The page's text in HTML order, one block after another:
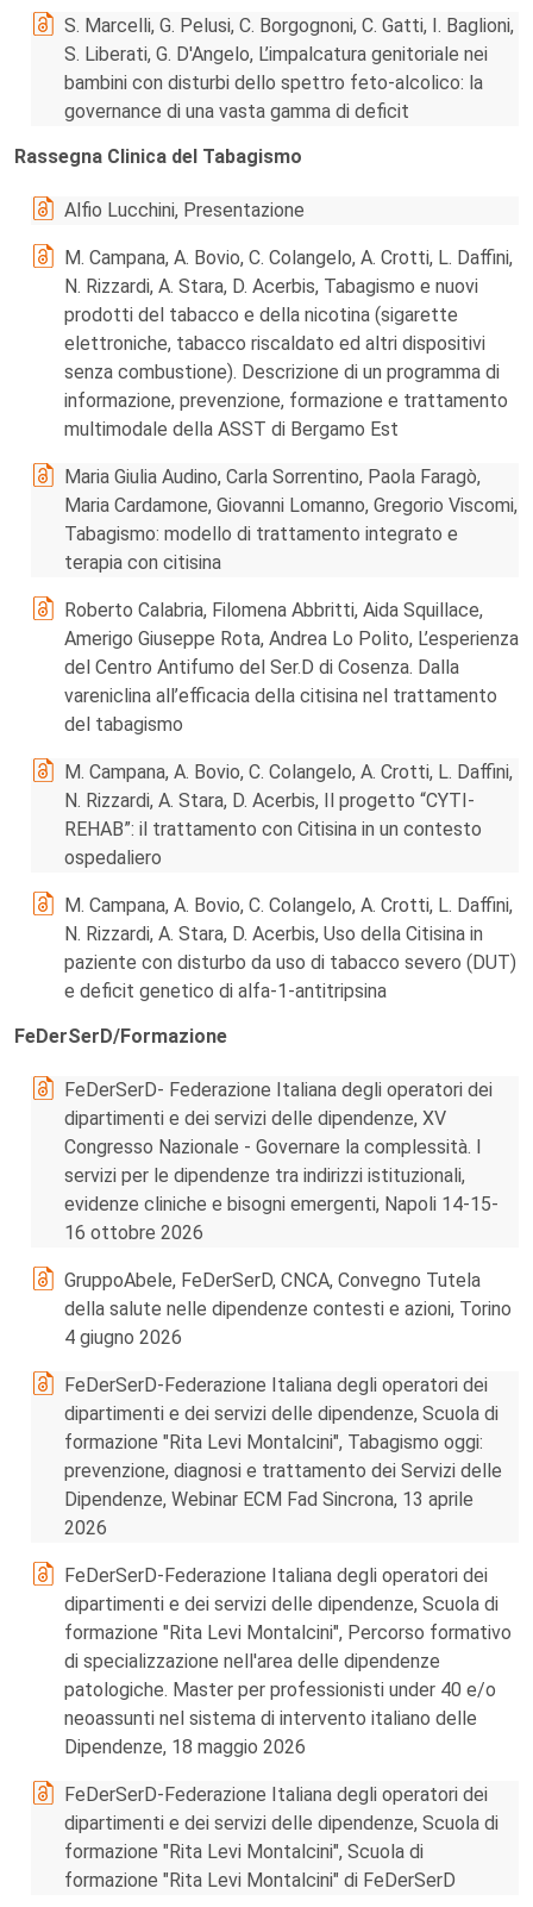
S. Marcelli, G. Pelusi, C. Borgognoni, C. Gatti, I. Baglioni,
S. Liberati, G. D'Angelo, L’impalcatura genitoriale nei
bambini con disturbi dello spettro feto-alcolico: la
governance di una vasta gamma di deficit
Rassegna Clinica del Tabagismo
Alfio Lucchini, Presentazione
M. Campana, A. Bovio, C. Colangelo, A. Crotti, L. Daffini,
N. Rizzardi, A. Stara, D. Acerbis, Tabagismo e nuovi
prodotti del tabacco e della nicotina (sigarette
elettroniche, tabacco riscaldato ed altri dispositivi
senza combustione). Descrizione di un programma di
informazione, prevenzione, formazione e trattamento
multimodale della ASST di Bergamo Est
Maria Giulia Audino, Carla Sorrentino, Paola Faragò,
Maria Cardamone, Giovanni Lomanno, Gregorio Viscomi,
Tabagismo: modello di trattamento integrato e
terapia con citisina
Roberto Calabria, Filomena Abbritti, Aida Squillace,
Amerigo Giuseppe Rota, Andrea Lo Polito, L’esperienza
del Centro Antifumo del Ser.D di Cosenza. Dalla
vareniclina all’efficacia della citisina nel trattamento
del tabagismo
M. Campana, A. Bovio, C. Colangelo, A. Crotti, L. Daffini,
N. Rizzardi, A. Stara, D. Acerbis, Il progetto “CYTI-
REHAB”: il trattamento con Citisina in un contesto
ospedaliero
M. Campana, A. Bovio, C. Colangelo, A. Crotti, L. Daffini,
N. Rizzardi, A. Stara, D. Acerbis, Uso della Citisina in
paziente con disturbo da uso di tabacco severo (DUT)
e deficit genetico di alfa-1-antitripsina
FeDerSerD/Formazione
FeDerSerD- Federazione Italiana degli operatori dei
dipartimenti e dei servizi delle dipendenze, XV
Congresso Nazionale - Governare la complessità. I
servizi per le dipendenze tra indirizzi istituzionali,
evidenze cliniche e bisogni emergenti, Napoli 14-15-
16 ottobre 2026
GruppoAbele, FeDerSerD, CNCA, Convegno Tutela
della salute nelle dipendenze contesti e azioni, Torino
4 giugno 2026
FeDerSerD-Federazione Italiana degli operatori dei
dipartimenti e dei servizi delle dipendenze, Scuola di
formazione "Rita Levi Montalcini", Tabagismo oggi:
prevenzione, diagnosi e trattamento dei Servizi delle
Dipendenze, Webinar ECM Fad Sincrona, 13 aprile
2026
FeDerSerD-Federazione Italiana degli operatori dei
dipartimenti e dei servizi delle dipendenze, Scuola di
formazione "Rita Levi Montalcini", Percorso formativo
di specializzazione nell'area delle dipendenze
patologiche. Master per professionisti under 40 e/o
neoassunti nel sistema di intervento italiano delle
Dipendenze, 18 maggio 2026
FeDerSerD-Federazione Italiana degli operatori dei
dipartimenti e dei servizi delle dipendenze, Scuola di
formazione "Rita Levi Montalcini", Scuola di
formazione "Rita Levi Montalcini" di FeDerSerD